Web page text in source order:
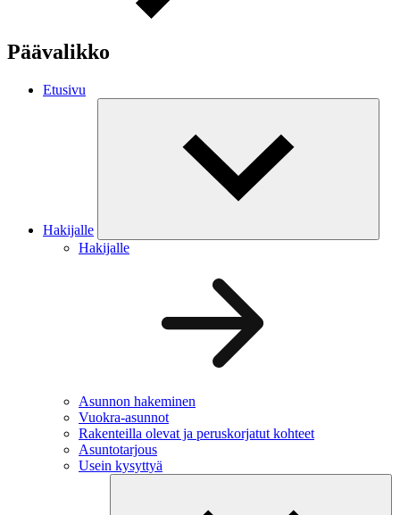
Päävalikko
Etusivu
Hakijalle
Hakijalle
Asunnon hakeminen
Vuokra-asunnot
Rakenteilla olevat ja peruskorjatut kohteet
Asuntotarjous
Usein kysyttyä